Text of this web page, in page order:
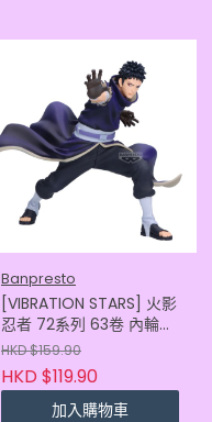
Banpresto
[VIBRATION STARS] 火影
忍者 72系列 63卷 內輪帶
人
HKD $159.90
HKD $119.90
加入購物車